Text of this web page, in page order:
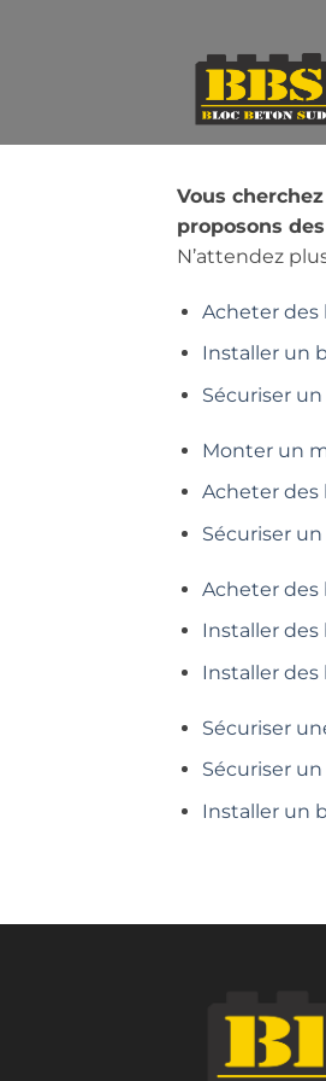
Vous
proposons
N’attendez
Acheter des
Installer un
Sécuriser
Monter un
Acheter des
Sécuriser
Acheter des
Installer des
Installer des
Sécuriser
Sécuriser un
Installer un